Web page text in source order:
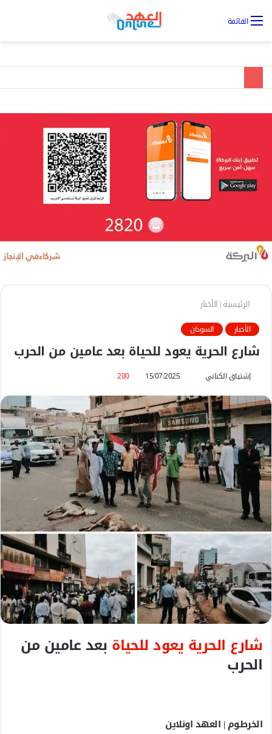
القائمة
الرئيسية| الأخبار
الأخبار السودان
شارع الحرية يعود للحياة بعد عامين من الحرب
إشتياق الكناني
س
ل
ر
ي
د
إ
ك
ر
و
ن
ي
ا
15/07/2025
200
شارع الحرية يعود للحياة بعد عامين من
الحرب
الخرطوم | العهد اونلاين